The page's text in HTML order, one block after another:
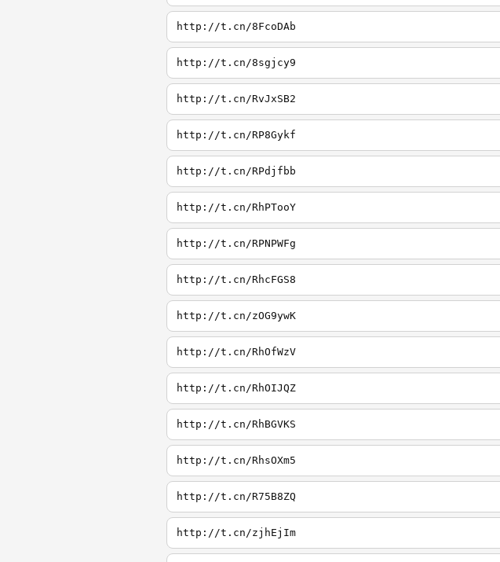
http://t.cn/8FcoDAb
http://t.cn/8sgjcy9
http://t.cn/RvJxSB2
http://t.cn/RP8Gykf
http://t.cn/RPdjfbb
http://t.cn/RhPTooY
http://t.cn/RPNPWFg
http://t.cn/RhcFGS8
http://t.cn/zOG9ywK
http://t.cn/RhOfWzV
http://t.cn/RhOIJQZ
http://t.cn/RhBGVKS
http://t.cn/RhsOXm5
http://t.cn/R75B8ZQ
http://t.cn/zjhEjIm